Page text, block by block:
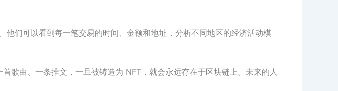
们可以看到每一笔交易的时间、金额和地址，分析不同地区的经济活动模
歌曲、一条推文，一旦被铸造为 NFT，就会永远存在于区块链上。未来的人